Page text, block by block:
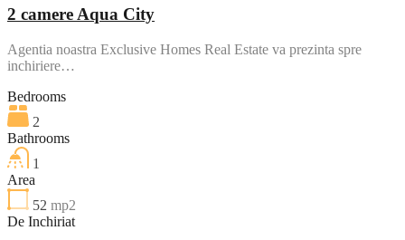
2 camere Aqua City
Agentia noastra Exclusive Homes Real Estate va prezinta spre
inchiriere…
Bedrooms
2
Bathrooms
1
Area
52 mp2
De Inchiriat